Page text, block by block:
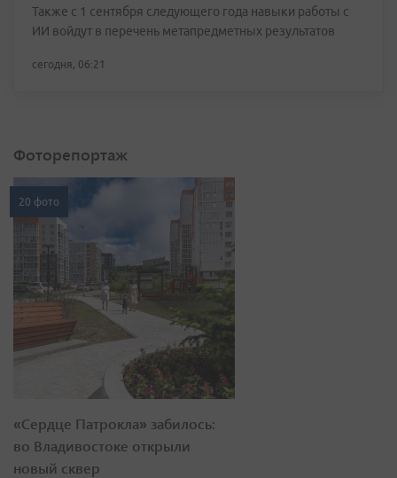
Также с 1 сентября следующего года навыки работы с
ИИ войдут в перечень метапредметных результатов
сегодня, 06:21
Фоторепортаж
20 фото
«Сердце Патрокла» забилось:
во Владивостоке открыли
новый сквер